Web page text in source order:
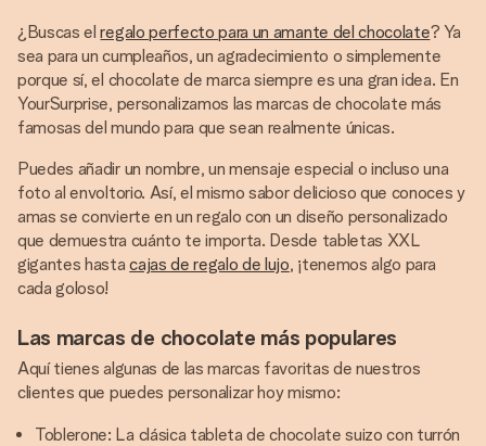
¿Buscas elregalo perfecto para un amante del chocolate? Ya
sea para un cumpleaños, un agradecimiento o simplemente
porque sí, el chocolate de marca siempre es una gran idea. En
YourSurprise, personalizamos las marcas de chocolate más
famosas del mundo para que sean realmente únicas.
Puedes añadir un nombre, un mensaje especial o incluso una
foto al envoltorio. Así, el mismo sabor delicioso que conoces y
amas se convierte en un regalo con un diseño personalizado
que demuestra cuánto te importa. Desde tabletas XXL
gigantes hastacajas de regalo de lujo, ¡tenemos algo para
cada goloso!
Las marcas de chocolate más populares
Aquí tienes algunas de las marcas favoritas de nuestros
clientes que puedes personalizar hoy mismo:
Toblerone: La clásica tableta de chocolate suizo con turrón